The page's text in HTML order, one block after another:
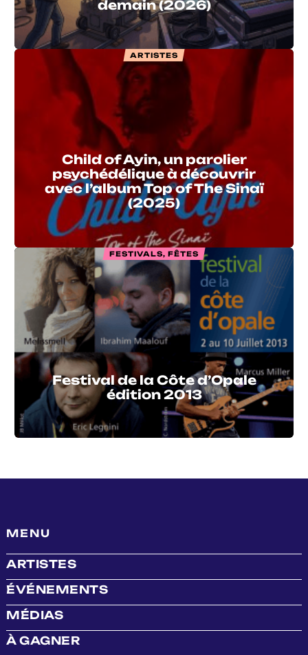
demain (2026)
ARTISTES
Child of Ayin, un parolier
psychédélique à découvrir
avec l’album Top of The Sinaï
(2025)
FESTIVALS, FÊTES
Festival de la Côte d’Opale
édition 2013
MENU
ARTISTES
ÉVÉNEMENTS
MÉDIAS
À GAGNER